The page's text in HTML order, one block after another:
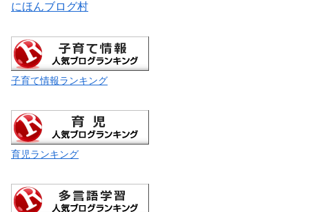
にほんブログ村
子育て情報ランキング
育児ランキング